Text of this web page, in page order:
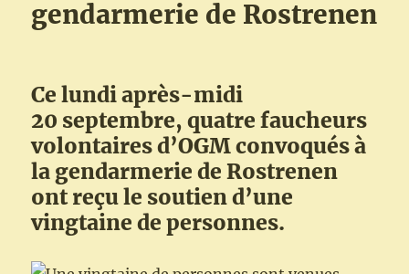
gendarmerie de Rostrenen
Ce lundi après-midi
20 septembre, quatre faucheurs
volontaires d’OGM convoqués à
la gendarmerie de Rostrenen
ont reçu le soutien d’une
vingtaine de personnes.